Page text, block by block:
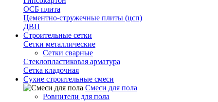
ОСБ плита
Цементно-стружечные плиты (цсп)
ДВП
Строительные сетки
Сетки металлические
Сетки сварные
Стеклопластиковая арматура
Сетка кладочная
Сухие строительные смеси
Смеси для пола
Ровнители для пола